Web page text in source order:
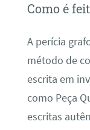
Como é
A perícia
método de
escrita em
como Peça
escritas